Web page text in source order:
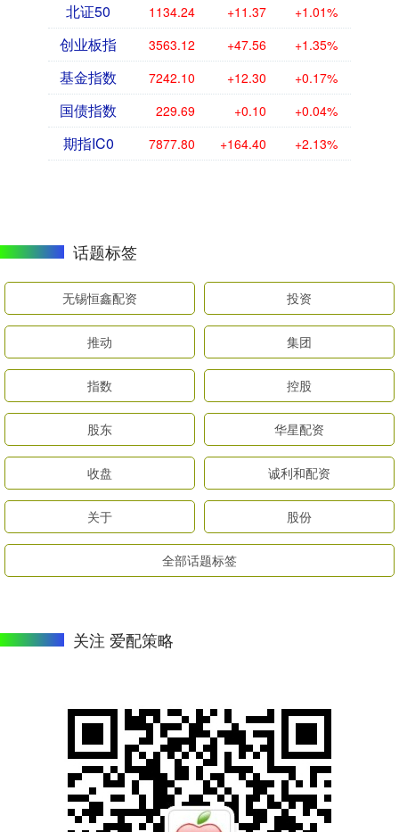
北证50 1134.24 +11.37 +1.01%
创业板指 3563.12 +47.56 +1.35%
基金指数 7242.10 +12.30 +0.17%
国债指数 229.69 +0.10 +0.04%
期指IC0 7877.80 +164.40 +2.13%
话题标签
无锡恒鑫配资 投资
推动 集团
指数 控股
股东 华星配资
收盘 诚利和配资
关于 股份
全部话题标签
关注 爱配策略